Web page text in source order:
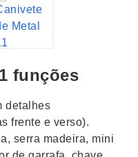
funções
detalhes
frente e verso).
serra madeira, mini